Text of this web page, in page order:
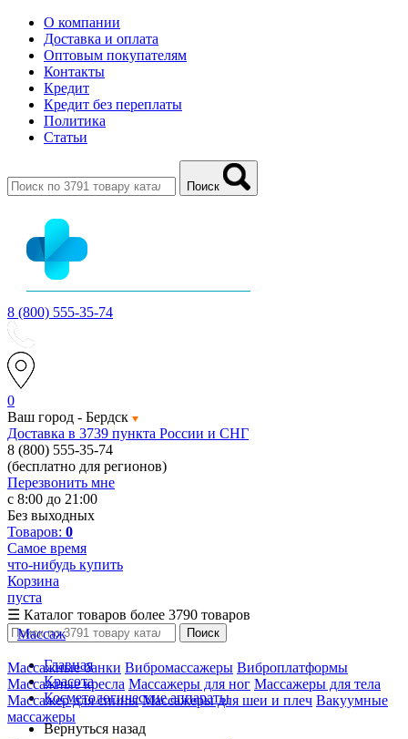
О компании
Доставка и оплата
Оптовым покупателям
Контакты
Кредит
Кредит без переплаты
Политика
Статьи
Поиск
8 (800) 555-35-74
0
Ваш город - Бердск
Доставка в 3739 пункта России и СНГ
8 (800) 555-35-74
(бесплатно для регионов)
Перезвонить мне
с 8:00 до 21:00
Без выходных
Товаров: 0
Самое время
что-нибудь купить
Корзина
пуста
☰ Каталог товаров более 3790 товаров
Массаж
Массажные банки Вибромассажеры Виброплатформы
Массажные кресла Массажеры для ног Массажеры для тела
Массажер для спины Массажеры для шеи и плеч Вакуумные
массажеры
Поиск
Главная
Красота
Косметологические аппараты
Вернуться назад